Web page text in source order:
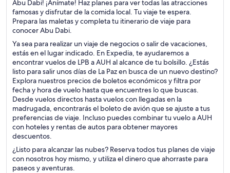
Abu Dabi! ¡Anímate! Haz planes para ver todas las atracciones
famosas y disfrutar de la comida local. Tu viaje te espera.
Prepara las maletas y completa tu itinerario de viaje para
conocer Abu Dabi.
Ya sea para realizar un viaje de negocios o salir de vacaciones,
estás en el lugar indicado. En Expedia, te ayudaremos a
encontrar vuelos de LPB a AUH al alcance de tu bolsillo. ¿Estás
listo para salir unos días de La Paz en busca de un nuevo destino?
Explora nuestros precios de boletos económicos y filtra por
fecha y hora de vuelo hasta que encuentres lo que buscas.
Desde vuelos directos hasta vuelos con llegadas en la
madrugada, encontrarás el boleto de avión que se ajuste a tus
preferencias de viaje. Incluso puedes combinar tu vuelo a AUH
con hoteles y rentas de autos para obtener mayores
descuentos.
¿Listo para alcanzar las nubes? Reserva todos tus planes de viaje
con nosotros hoy mismo, y utiliza el dinero que ahorraste para
paseos y aventuras.